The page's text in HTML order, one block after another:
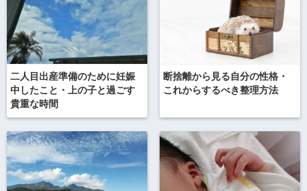
二人目出産準備のために妊娠
中したこと・上の子と過ごす
貴重な時間
断捨離から見る自分の性格・
これからするべき整理方法